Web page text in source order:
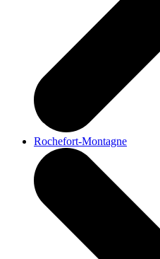
Rochefort-Montagne